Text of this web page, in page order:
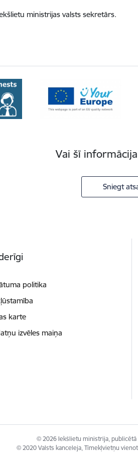
ministrijas valsts sekretārs.
Vai šī
Sniegt
politika
karte
izvēles maiņa
© 2026 Iekšlietu ministrija, publicētā
© 2020 Valsts kanceleja, Tīmekļvietņu